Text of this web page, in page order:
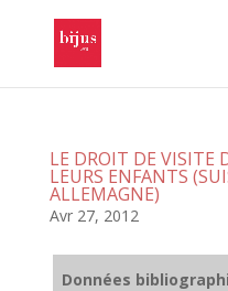
LE DROIT DE VISITE
LEURS ENFANTS
ALLEMAGNE)
Avr 27, 2012
Données